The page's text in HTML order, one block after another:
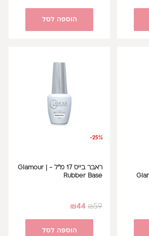
הוספה לסל
-25%
ראבר בייס 17 מ"ל - Glamour |
Rubber Base
₪59
₪44
הוספה לסל